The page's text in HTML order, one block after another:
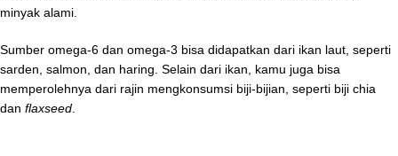
minyak alami.
Sumber omega-6 dan omega-3 bisa didapatkan dari ikan laut, seperti
sarden, salmon, dan haring. Selain dari ikan, kamu juga bisa
memperolehnya dari rajin mengkonsumsi biji-bijian, seperti biji chia
dan flaxseed.